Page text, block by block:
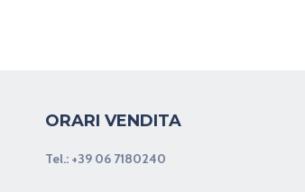
ORARI VENDITA
Tel.: +39 06 7180240